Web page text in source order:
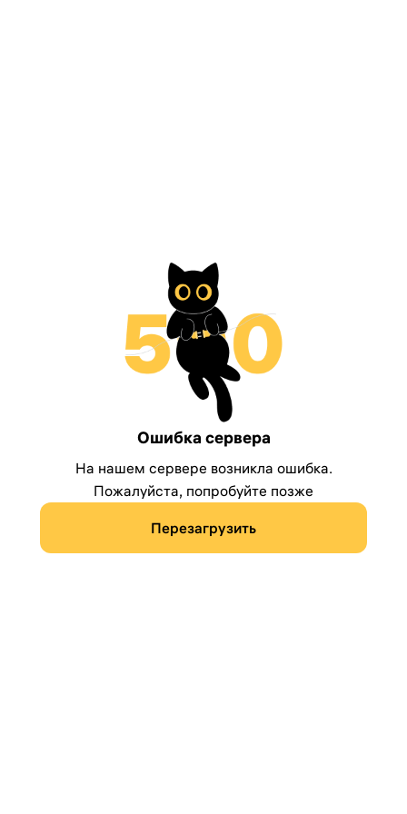
Ошибка сервера
На нашем сервере возникла ошибка.
Пожалуйста, попробуйте позже
Перезагрузить